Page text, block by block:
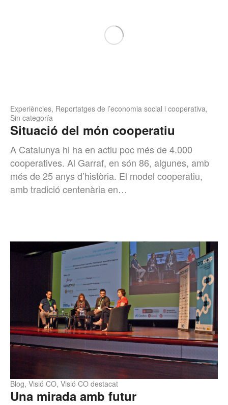
Situació del món cooperatiu
Experiències, Reportatges de l’economia social i cooperativa,
Sin categoría
A Catalunya hi ha en actiu poc més de 4.000
cooperatives. Al Garraf, en són 86, algunes, amb
més de 25 anys d’història. El model cooperatiu,
amb tradició centenària en…
Una mirada amb futur
Blog, Visió CO, Visió CO destacat